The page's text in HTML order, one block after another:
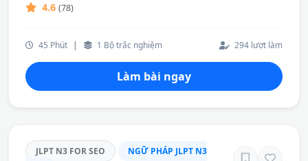
4.6 (78)
45 Phút | 1 Bộ trắc nghiệm 294 lượt làm
Làm bài ngay
JLPT N3 FOR SEO
NGỮ PHÁP JLPT N3